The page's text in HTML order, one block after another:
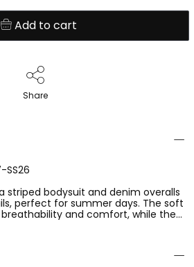
Add to cart
Share
SS26
striped bodysuit and denim overalls
perfect for summer days. The soft
and comfort, while the
provide a secure and
and summery design is ideal for
outfits, accompanying the